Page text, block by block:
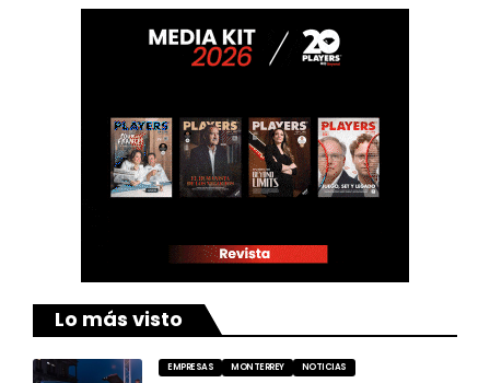
Lo más visto
EMPRESAS MONTERREY NOTICIAS